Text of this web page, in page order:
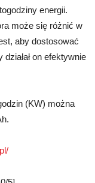
energii.
może się różnić w
aby dostosować
on efektywnie
(KW) można